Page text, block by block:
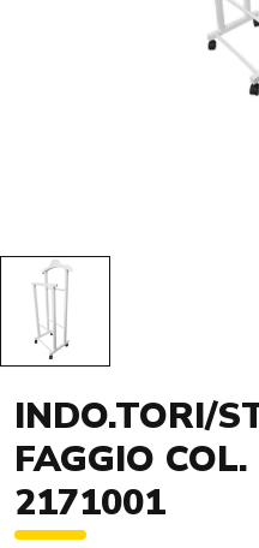
INDO.TORI/
FAGGIO
2171001